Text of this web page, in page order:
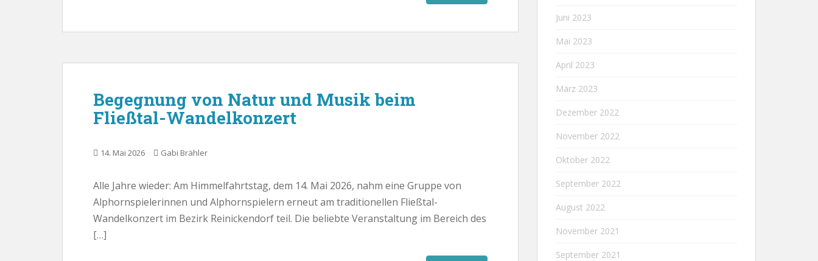
Begegnung von Natur und Musik beim
Fließtal-Wandelkonzert
14. Mai 2026 Gabi Brähler
Alle Jahre wieder: Am Himmelfahrtstag, dem 14. Mai 2026, nahm eine Gruppe von
Alphornspielerinnen und Alphornspielern erneut am traditionellen Fließtal-
Wandelkonzert im Bezirk Reinickendorf teil. Die beliebte Veranstaltung im Bereich des
[…]
Juni 2023
Mai 2023
April 2023
März 2023
Dezember 2022
November 2022
Oktober 2022
September 2022
August 2022
November 2021
September 2021